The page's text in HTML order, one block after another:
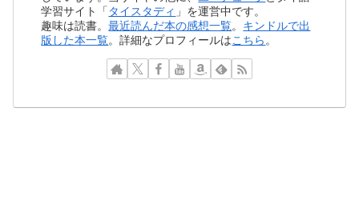
学習サイト「 タイスタディ 」を運営中です。
趣味は読書。最近読んだ本の感想一覧。 キンドルで出
版した本一覧。詳細なプロフィールはこちら 。